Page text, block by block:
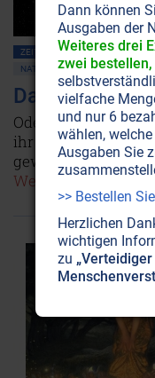
ZEITENSCHRIFT NR. 44, S.57
NATURGEISTER
Das wahre
Oder: Wie Gott die
ihr Sein
gewoben ist - und
Weiterlesen...
Dann können
Ausgaben der
Weiteres drei
zwei bestellen,
vielfache
und nur 6
wählen,
Ausgaben Sie
>> Bestellen
Herzlichen
wichtigen
zu